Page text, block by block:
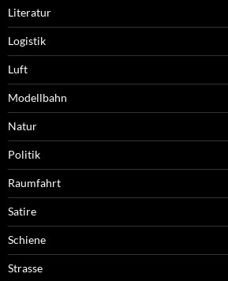
Literatur
Logistik
Luft
Modellbahn
Natur
Politik
Raumfahrt
Satire
Schiene
Strasse